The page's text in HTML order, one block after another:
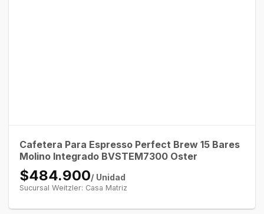
Cafetera Para Espresso Perfect Brew 15 Bares
Molino Integrado BVSTEM7300 Oster
$484.900/ Unidad
Sucursal Weitzler: Casa Matriz